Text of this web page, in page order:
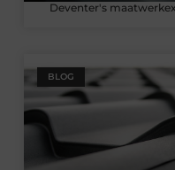
Deventer's
BLOG